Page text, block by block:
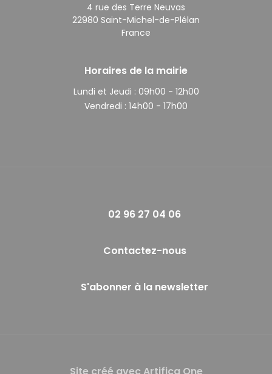
4 rue des Terre Neuvas
22980 Saint-Michel-de-Plélan
France
Horaires de la mairie
Lundi et Jeudi : 09h00 - 12h00
Vendredi : 14h00 - 17h00
02 96 27 04 06
Contactez-nous
S'abonner à la newsletter
Site créé avec Artifica One